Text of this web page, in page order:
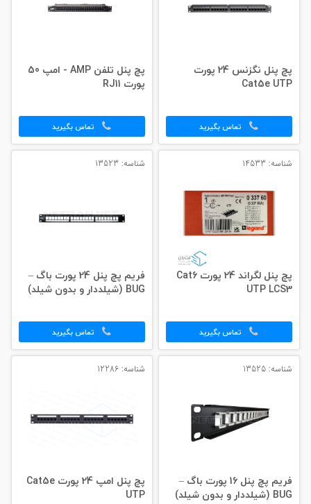
پچ پنل نگزنس 24 پورت
Cat5e UTP
تماس بگیرید
پچ پنل تلفن AMP - امپ 50
پورت RJ11
تماس بگیرید
شناسه: 14533
پچ پنل لگراند 24 پورت Cat6
UTP LCS3
تماس بگیرید
شناسه: 13523
فریم پچ پنل 24 پورت باگ –
BUG (شیلددار و بدون شیلد)
تماس بگیرید
شناسه: 13525
فریم پچ پنل 16 پورت باگ –
BUG (شیلددار و بدون شیلد)
شناسه: 12286
پچ پنل امپ 24 پورت Cat5e
UTP